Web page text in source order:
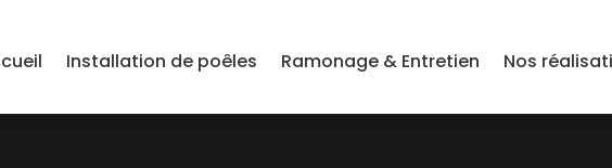
Installation de poêles Ramonage & Entretien Nos